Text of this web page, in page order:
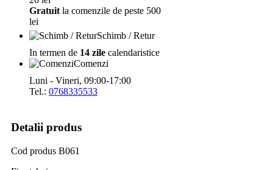
Gratuit la comenzile de peste 500
lei
Schimb / Retur
In termen de 14 zile calendaristice
Comenzi
Luni - Vineri, 09:00-17:00
Tel.: 0768335533
Detalii produs
Cod produs B061